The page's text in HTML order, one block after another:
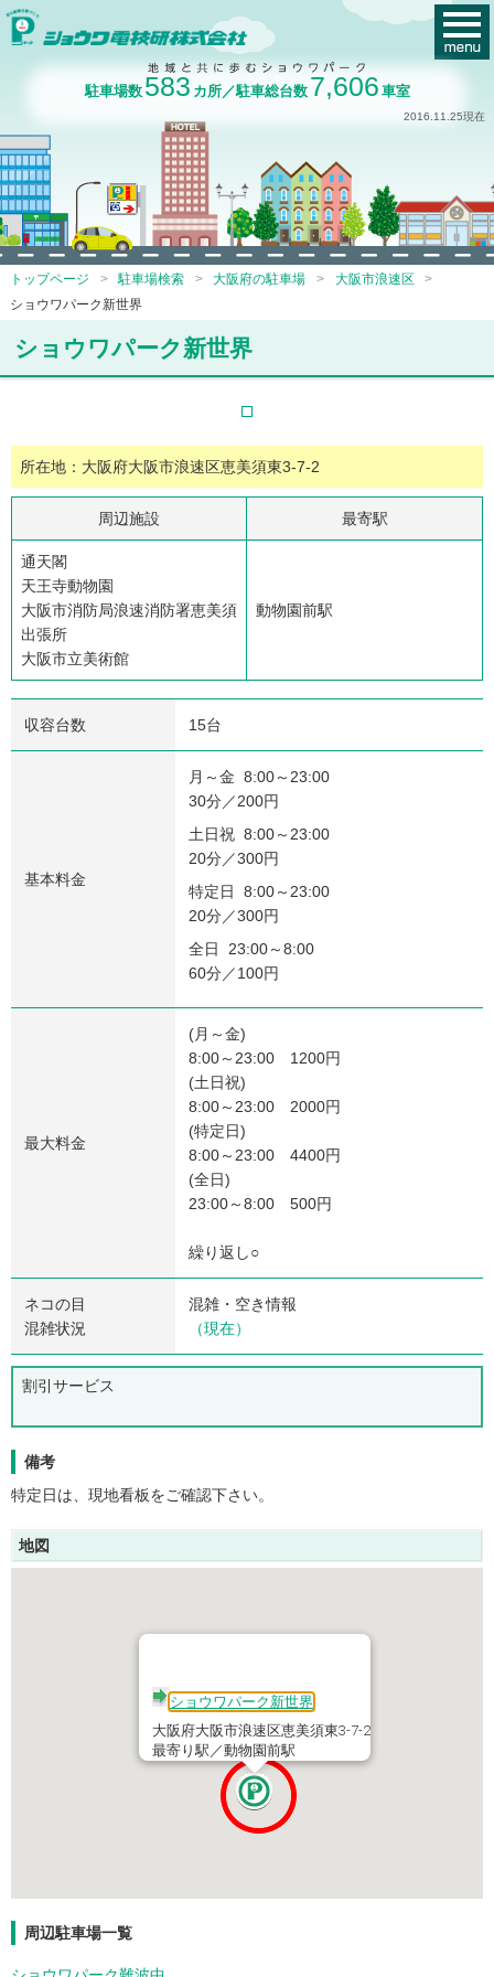
駐車場数 583 カ所／駐車総台数 7,606 車室
2016.11.25現在
トップページ 駐車場検索 大阪府の駐車場
大阪市浪速区
ショウワパーク新世界
ショウワパーク新世界
所在地：大阪府大阪市浪速区恵美須東3-7-2
周辺施設 最寄駅
通天閣
天王寺動物園
大阪市消防局浪速消防署恵美須
出張所
大阪市立美術館
動物園前駅
収容台数 15台
基本料金
月～金 8:00～23:00
30分／200円
土日祝 8:00～23:00
20分／300円
特定日 8:00～23:00
20分／300円
全日 23:00～8:00
60分／100円
最大料金
(月～金)
8:00～23:00 1200円
(土日祝)
8:00～23:00 2000円
(特定日)
8:00～23:00 4400円
(全日)
23:00～8:00 500円
繰り返し○
ネコの目
混雑状況
混雑・空き情報
（現在）
割引サービス
備考
特定日は、現地看板をご確認下さい。
地図
ショウワパーク新世界
大阪府大阪市浪速区恵美須東3-7-2
最寄り駅／動物園前駅
周辺駐車場一覧